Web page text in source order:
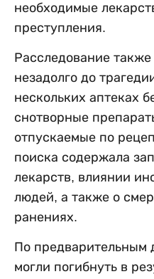
необходимые
преступления.
Расследование также
незадолго до
нескольких аптеках
снотворные
отпускаемые по
поиска содержала
лекарств, влиянии
людей, а также о
ранениях.
По предварительным
могли погибнуть в